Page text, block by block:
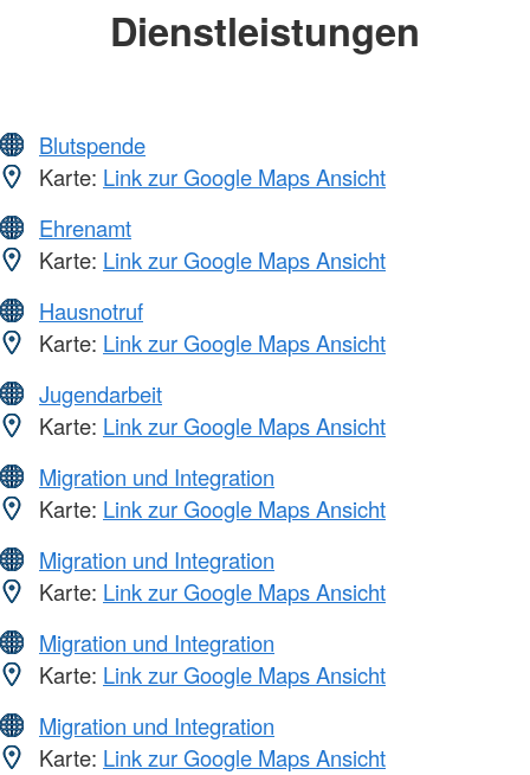
Dienstleistungen
Blutspende
Karte: Link zur Google Maps Ansicht
Ehrenamt
Karte: Link zur Google Maps Ansicht
Hausnotruf
Karte: Link zur Google Maps Ansicht
Jugendarbeit
Karte: Link zur Google Maps Ansicht
Migration und Integration
Karte: Link zur Google Maps Ansicht
Migration und Integration
Karte: Link zur Google Maps Ansicht
Migration und Integration
Karte: Link zur Google Maps Ansicht
Migration und Integration
Karte: Link zur Google Maps Ansicht